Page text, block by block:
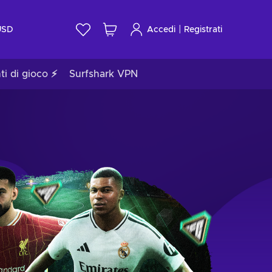
Accedi Registrati
di gioco ⚡ Surfshark VPN